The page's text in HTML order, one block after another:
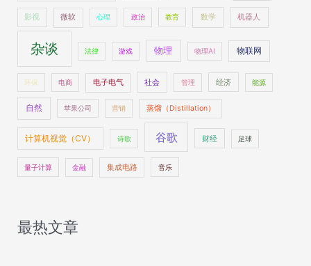
影视 微软 心理 政治 教育 数学 机器人
杂谈 法律 游戏 物理 物理AI 物联网
环保 电商 电子电气 社会 管理 经济 能源
自然 苹果公司 营销 蒸馏（Distillation）
计算机视觉（CV） 诗歌 谷歌 财经 足球
量子计算 金融 集成电路 音乐
最热文章